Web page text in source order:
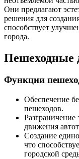
Они предлагают
решения для
способствует
города.
Пешеходные
Функции
Обеспечение
пешеходов.
движения
Создание
что
городской